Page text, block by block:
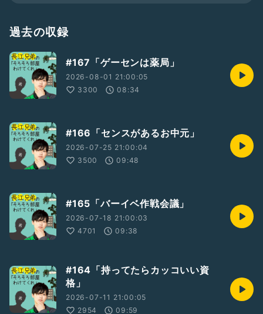
過去の収録
#167「ゲーセンは薬局」
2026-08-01 21:00:05
3300
08:34
#166「センスがあるお中元」
2026-07-25 21:00:04
3500
09:48
#165「バーイベ作戦会議」
2026-07-18 21:00:03
4701
09:38
#164「持ってたらカッコいい資
格」
2026-07-11 21:00:05
2954
09:59